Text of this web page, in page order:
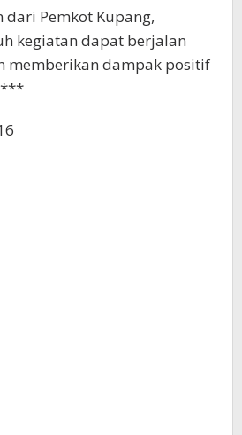
dari Pemkot Kupang,
kegiatan dapat berjalan
memberikan dampak positif
***